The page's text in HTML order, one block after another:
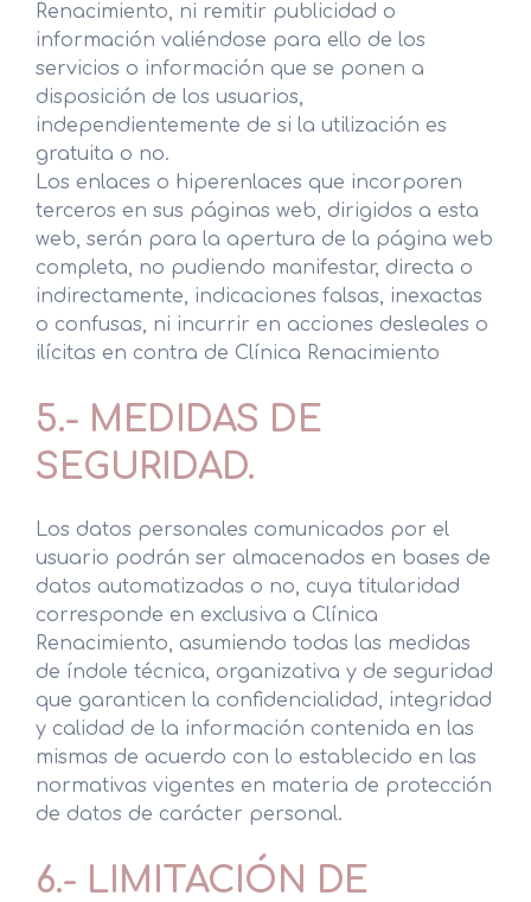
Renacimiento, ni remitir publicidad o
información valiéndose para ello de los
servicios o información que se ponen a
disposición de los usuarios,
independientemente de si la utilización es
gratuita o no.
Los enlaces o hiperenlaces que incorporen
terceros en sus páginas web, dirigidos a esta
web, serán para la apertura de la página web
completa, no pudiendo manifestar, directa o
indirectamente, indicaciones falsas, inexactas
o confusas, ni incurrir en acciones desleales o
ilícitas en contra de Clínica Renacimiento
5.- MEDIDAS DE
SEGURIDAD.
Los datos personales comunicados por el
usuario podrán ser almacenados en bases de
datos automatizadas o no, cuya titularidad
corresponde en exclusiva a Clínica
Renacimiento, asumiendo todas las medidas
de índole técnica, organizativa y de seguridad
que garanticen la confidencialidad, integridad
y calidad de la información contenida en las
mismas de acuerdo con lo establecido en las
normativas vigentes en materia de protección
de datos de carácter personal.
6.- LIMITACIÓN DE